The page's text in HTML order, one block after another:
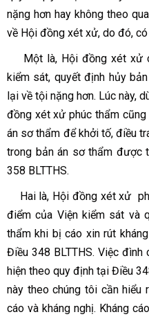
nặng hơn hay không theo
về Hội đồng xét xử, do đó,
Một là, Hội đồng xét xử
kiểm sát, quyết định hủy
lại về tội nặng hơn. Lúc này,
đồng xét xử phúc thẩm cũng
án sơ thẩm để khởi tố, điều
trong bản án sơ thẩm được
358 BLTTHS.
Hai là, Hội đồng xét xử
điểm của Viện kiểm sát và
thẩm khi bị cáo xin rút
Điều 348 BLTTHS. Việc
hiện theo quy định tại Điều
này theo chúng tôi cần hiểu
cáo và kháng nghị. Kháng